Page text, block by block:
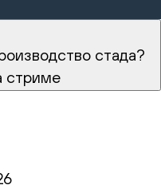
стада?
стриме